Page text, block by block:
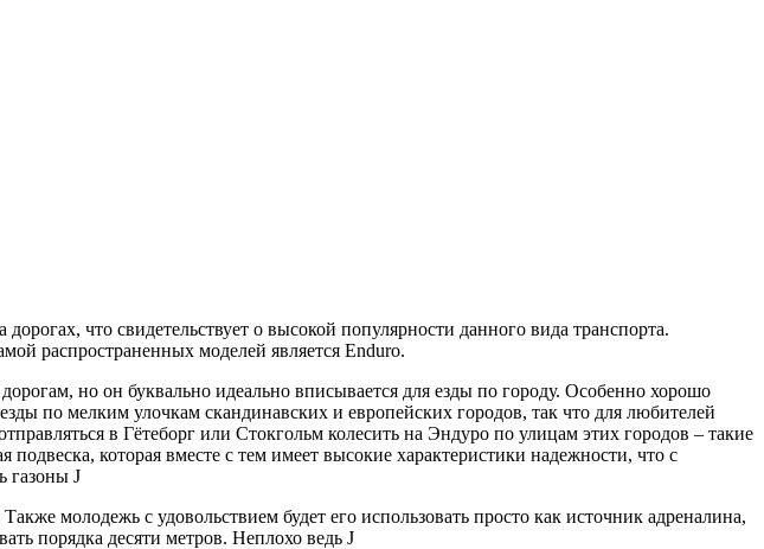
что свидетельствует о высокой популярности данного вида транспорта.
распространенных моделей является Enduro.
но он буквально идеально вписывается для езды по городу. Особенно хорошо
по мелким улочкам скандинавских и европейских городов, так что для любителей
в Гётеборг или Стокгольм колесить на Эндуро по улицам этих городов – такие
которая вместе с тем имеет высокие характеристики надежности, что с
газоны J
молодежь с удовольствием будет его использовать просто как источник адреналина,
порядка десяти метров. Неплохо ведь J